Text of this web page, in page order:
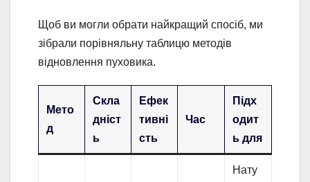
Щоб ви могли обрати найкращий спосіб, ми
зібрали порівняльну таблицю методів
відновлення пуховика.
Мето
д
Скла
дніст
ь
Ефек
тивні
сть
Час
Підх
одит
ь для
Нату